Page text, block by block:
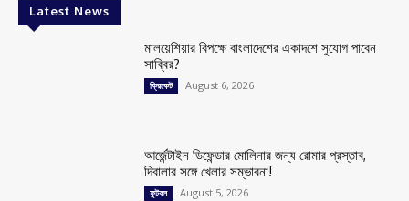
Latest News
মালয়েশিয়ার বিপক্ষে বাংলাদেশের একাদশে সুযোগ পাবেন
সাব্বির?
ক্রিকেট August 6, 2026
আর্জেন্টাইন ডিফেন্ডার মোলিনার জন্য রোমার প্রস্তাব,
দিবালার সঙ্গে খেলার সম্ভাবনা!
ফুটবল August 5, 2026